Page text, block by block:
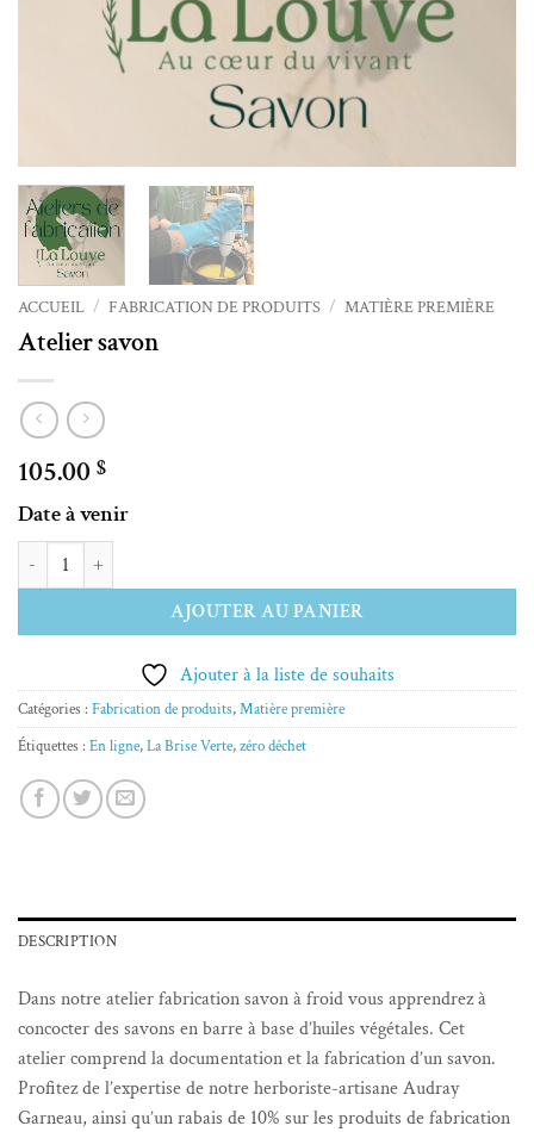
ACCUEIL / FABRICATION DE PRODUITS / MATIÈRE PREMIÈRE
Atelier savon
105.00 $
Date à venir
quantité de Atelier savon
AJOUTER AU PANIER
Alternative:
Ajouter à la liste de souhaits
Catégories : Fabrication de produits,Matière première
Étiquettes : En ligne,La Brise Verte,zéro déchet
DESCRIPTION
Dans notre atelier fabrication savon à froid vous apprendrez à
concocter des savons en barre à base d’huiles végétales. Cet
atelier comprend la documentation et la fabrication d’un savon.
Profitez de l’expertise de notre herboriste-artisane Audray
Garneau, ainsi qu’un rabais de 10% sur les produits de fabrication